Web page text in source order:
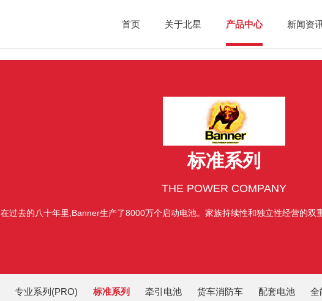
首页 关于北星 产品中心 新闻资
标准系列
THE POWER COMPANY
在过去的八十年里,Banner生产了8000万个启动电池。家族持续性和独立性经营的
专业系列(PRO) 标准系列 牵引电池 货车消防车 配套电池 全